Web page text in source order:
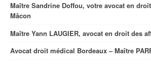
Maître Sandrine Doffou, votre avocat en
Mâcon
Maître Yann LAUGIER, avocat en droit des
Avocat droit médical Bordeaux – Maître